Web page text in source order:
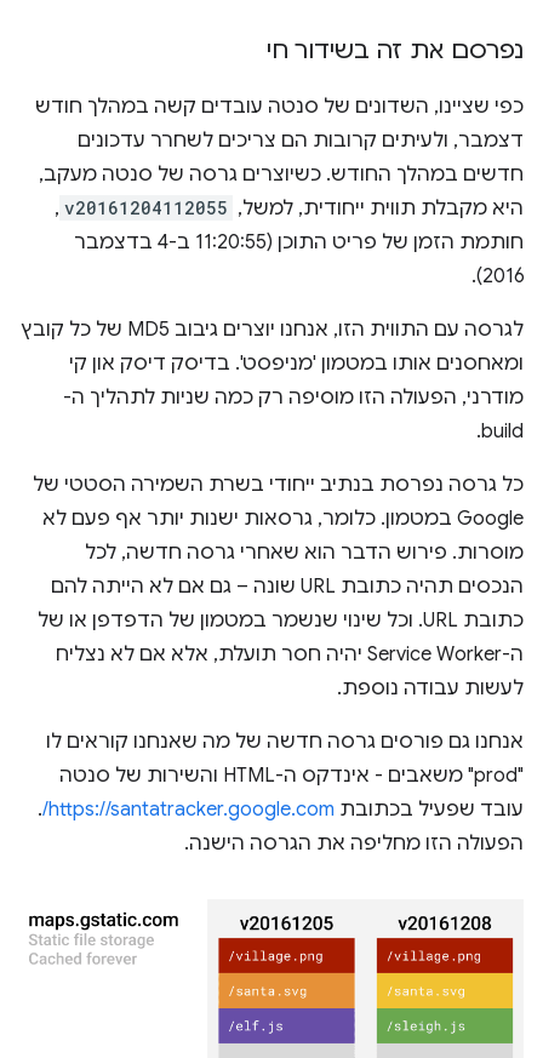
נפרסם את זה בשידור חי
כפי שציינו, השדונים של סנטה עובדים קשה במהלך חודש
דצמבר, ולעיתים קרובות הם צריכים לשחרר עדכונים
חדשים במהלך החודש. כשיוצרים גרסה של סנטה מעקב,
היא מקבלת תווית ייחודית, למשל, v20161204112055
,
חותמת הזמן של פריט התוכן (11:20:55 ב-4 בדצמבר
2016).
לגרסה עם התווית הזו, אנחנו יוצרים גיבוב MD5 של כל קובץ
ומאחסנים אותו במטמון 'מניפסט'. בדיסק דיסק און קי
מודרני, הפעולה הזו מוסיפה רק כמה שניות לתהליך ה-
build.
כל גרסה נפרסת בנתיב ייחודי בשרת השמירה הסטטי של
Google במטמון. כלומר, גרסאות ישנות יותר אף פעם לא
מוסרות. פירוש הדבר הוא שאחרי גרסה חדשה, לכל
הנכסים תהיה כתובת URL שונה – גם אם לא הייתה להם
כתובת URL. וכל שינוי שנשמר במטמון של הדפדפן או של
ה-Service Worker יהיה חסר תועלת, אלא אם לא נצליח
לעשות עבודה נוספת.
אנחנו גם פורסים גרסה חדשה של מה שאנחנו קוראים לו
"prod" משאבים - אינדקס ה-HTML והשירות של סנטה
עובד שפעיל בכתובת https://santatracker.google.com/
.
הפעולה הזו מחליפה את הגרסה הישנה.